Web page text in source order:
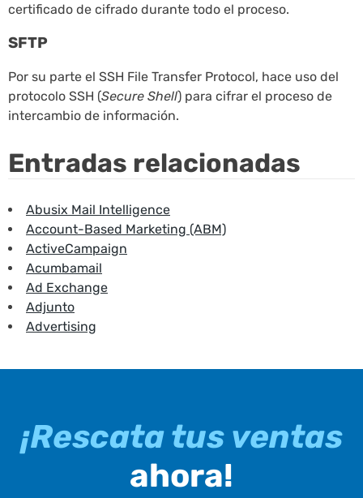
certificado de cifrado durante todo el proceso.
SFTP
Por su parte el SSH File Transfer Protocol, hace uso del
protocolo SSH (Secure Shell) para cifrar el proceso de
intercambio de información.
Entradas relacionadas
Abusix Mail Intelligence
Account-Based Marketing (ABM)
ActiveCampaign
Acumbamail
Ad Exchange
Adjunto
Advertising
¡Rescata tus ventas
ahora!